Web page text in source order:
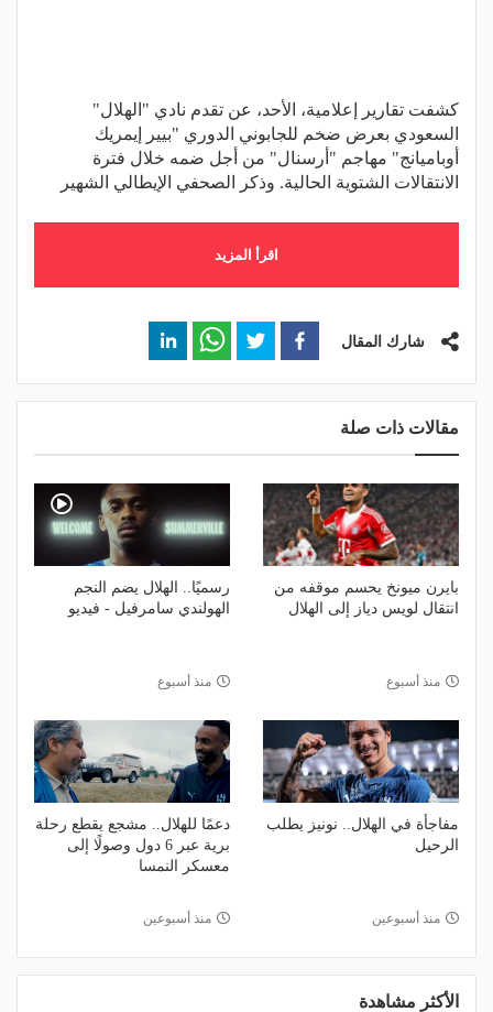
كشفت تقارير إعلامية، الأحد، عن تقدم نادي "الهلال"
السعودي بعرض ضخم للجابوني الدوري "بيير إيمريك
أوباميانج" مهاجم "أرسنال" من أجل ضمه خلال فترة
الانتقالات الشتوية الحالية. وذكر الصحفي الإيطالي الشهير
اقرأ المزيد
شارك المقال
مقالات ذات صلة
بايرن ميونخ يحسم موقفه من
انتقال لويس دياز إلى الهلال
منذ أسبوع
رسميًا.. الهلال يضم النجم
الهولندي سامرفيل - فيديو
منذ أسبوع
مفاجأة في الهلال.. نونيز يطلب
الرحيل
منذ أسبوعين
دعمًا للهلال.. مشجع يقطع رحلة
برية عبر 6 دول وصولًا إلى
معسكر النمسا
منذ أسبوعين
الأكثر مشاهدة